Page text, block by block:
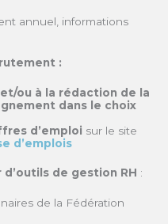
annuel, informations
:
ou à la rédaction de la
dans le choix
d’emploi sur le site
d’emplois
de gestion RH :
de la Fédération